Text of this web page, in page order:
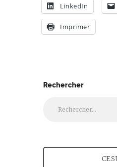
LinkedIn
Imprimer
Rechercher